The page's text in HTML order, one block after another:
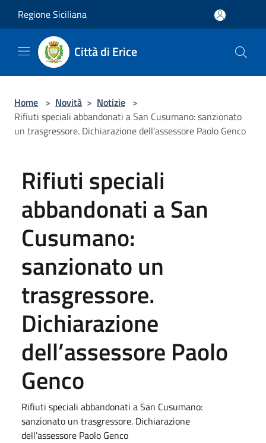
Regione Siciliana
Città di Erice
Home > Novità > Notizie >
Rifiuti speciali abbandonati a San Cusumano: sanzionato
un trasgressore. Dichiarazione dell’assessore Paolo Genco
Rifiuti speciali
abbandonati a San
Cusumano:
sanzionato un
trasgressore.
Dichiarazione
dell’assessore Paolo
Genco
Rifiuti speciali abbandonati a San Cusumano:
sanzionato un trasgressore. Dichiarazione
dell’assessore Paolo Genco